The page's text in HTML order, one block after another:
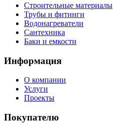
Строительные материалы
Трубы и фитинги
Водонагреватели
Сантехника
Баки и емкости
Информация
О компании
Услуги
Проекты
Покупателю